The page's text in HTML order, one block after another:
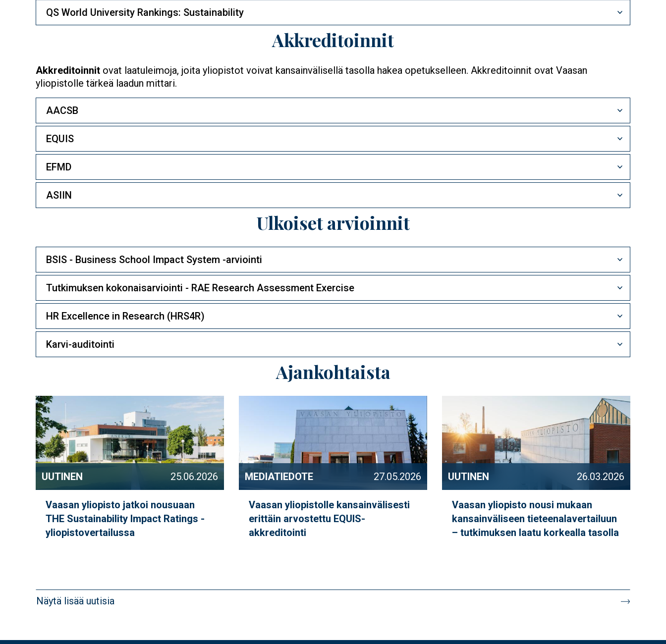
QS World University Rankings: Sustainability
Akkreditoinnit
Akkreditoinnit ovat laatuleimoja, joita yliopistot voivat kansainvälisellä tasolla hakea opetukselleen. Akkreditoinnit ovat Vaasan
yliopistolle tärkeä laadun mittari.
AACSB
EQUIS
EFMD
ASIIN
Ulkoiset arvioinnit
BSIS - Business School Impact System -arviointi
Tutkimuksen kokonaisarviointi - RAE Research Assessment Exercise
HR Excellence in Research (HRS4R)
Karvi-auditointi
Ajankohtaista
UUTINEN 25.06.2026
Vaasan yliopisto jatkoi nousuaan
THE Sustainability Impact Ratings -
yliopistovertailussa
MEDIATIEDOTE 27.05.2026
Vaasan yliopistolle kansainvälisesti
erittäin arvostettu EQUIS-
akkreditointi
UUTINEN 26.03.2026
Vaasan yliopisto nousi mukaan
kansainväliseen tieteenalavertailuun
– tutkimuksen laatu korkealla tasolla
Näytä lisää uutisia